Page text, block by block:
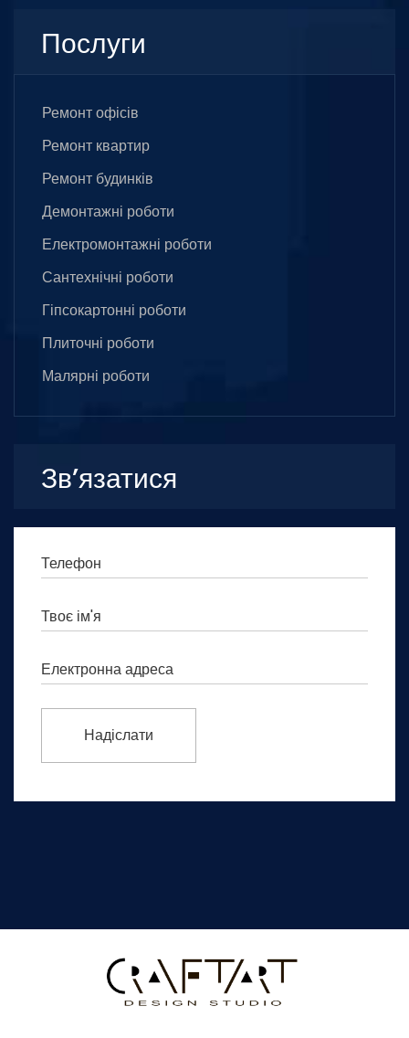
Послуги
Ремонт офісів
Ремонт квартир
Ремонт будинків
Демонтажні роботи
Електромонтажні роботи
Сантехнічні роботи
Гіпсокартонні роботи
Плиточні роботи
Малярні роботи
Зв’язатися